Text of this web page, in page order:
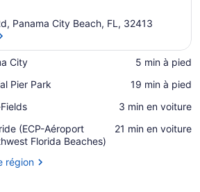
Panama City Beach, FL, 32413
City
‪5 min à pied‬
Pier Park
‪19 min à pied‬
‪3 min en voiture‬
(ECP-Aéroport
Florida Beaches)
‪21 min en voiture‬
région